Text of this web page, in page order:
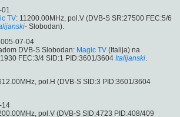
01
TV: 11200.00MHz, pol.V (DVB-S SR:27500 FEC:5/6
- Slobodan).
07-04
DVB-S Slobodan: Magic TV (Italija) na
FEC:3/4 SID:1 PID:3601/3604 Italijanski.
pol.H (DVB-S SID:3 PID:3601/3604
14
pol.V (DVB-S SID:4723 PID:408/409